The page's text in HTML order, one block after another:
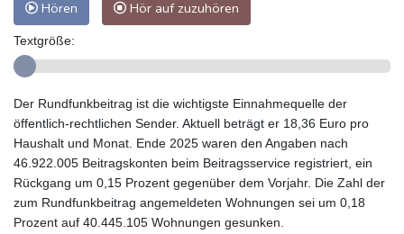
Hören Hör auf zuzuhören
Textgröße:
Der Rundfunkbeitrag ist die wichtigste Einnahmequelle der
öffentlich-rechtlichen Sender. Aktuell beträgt er 18,36 Euro pro
Haushalt und Monat. Ende 2025 waren den Angaben nach
46.922.005 Beitragskonten beim Beitragsservice registriert, ein
Rückgang um 0,15 Prozent gegenüber dem Vorjahr. Die Zahl der
zum Rundfunkbeitrag angemeldeten Wohnungen sei um 0,18
Prozent auf 40.445.105 Wohnungen gesunken.